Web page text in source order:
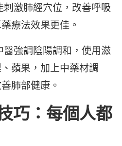
激肺經穴位，改善呼吸
療法效果更佳。
強調陰陽調和，使用滋
蘋果，加上中藥材調
肺部健康。
巧：每個人都